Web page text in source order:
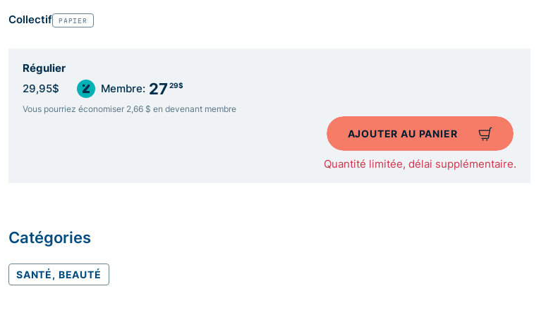
Collectif PAPIER
Régulier
29,95$ Membre: 27 29$
Vous pourriez économiser 2,66 $ en devenant membre
AJOUTER AU PANIER
Quantité limitée, délai supplémentaire.
Catégories
SANTÉ, BEAUTÉ